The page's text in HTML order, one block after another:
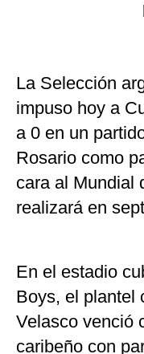
La Selección
impuso hoy a
a 0 en un
Rosario como
cara al Mundial
realizará en
En el estadio
Boys, el plantel
Velasco venció
caribeño con